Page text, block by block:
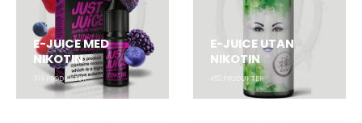
E-JUICE MED
NIKOTIN
PRODUKTER
E-JUICE UTAN
NIKOTIN
PRODUKTER